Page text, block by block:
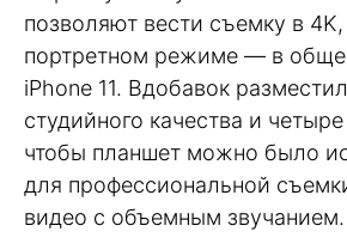
позволяют вести съемку в
портретном режиме — в
iPhone 11. Вдобавок
студийного качества и
чтобы планшет можно было
для профессиональной
видео с объемным звучанием.